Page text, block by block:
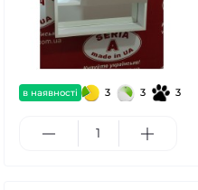
в наявності 3 3 3